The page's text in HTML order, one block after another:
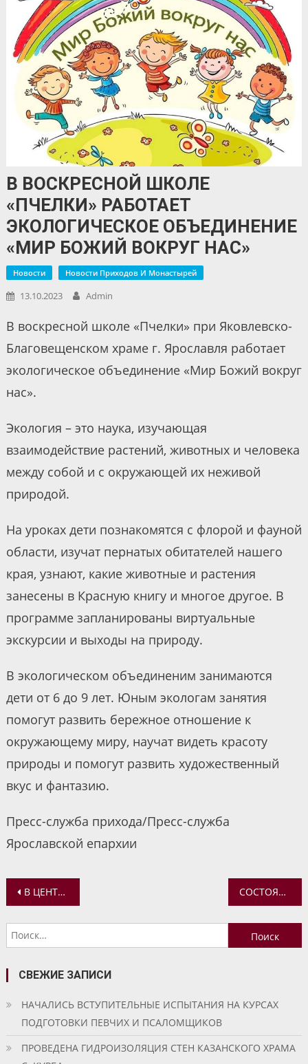
В ВОСКРЕСНОЙ ШКОЛЕ
«ПЧЕЛКИ» РАБОТАЕТ
ЭКОЛОГИЧЕСКОЕ ОБЪЕДИНЕНИЕ
«МИР БОЖИЙ ВОКРУГ НАС»
Новости Новости Приходов И Монастырей
13.10.2023 Admin
В воскресной школе «Пчелки» при Яковлевско-
Благовещенском храме г. Ярославля работает
экологическое объединение «Мир Божий вокруг
нас».
Экология – это наука, изучающая
взаимодействие растений, животных и человека
между собой и с окружающей их неживой
природой.
На уроках дети познакомятся с флорой и фауной
области, изучат пернатых обитателей нашего
края, узнают, какие животные и растения
занесены в Красную книгу и многое другое. В
программе запланированы виртуальные
экскурсии и выходы на природу.
В экологическом объединеним занимаются
дети от 6 до 9 лет. Юным экологам занятия
помогут развить бережное отношение к
окружающему миру, научат видеть красоту
природы и помогут развить художественный
вкус и фантазию.
Пресс-служба прихода/Пресс-служба
Ярославской епархии
Навигация
по
записям
В ЦЕНТРЕ ПРОТЕЗИРОВАНИЯ И РЕАБИЛИТАЦИИ ПРИ ПРЕДСТАВИТЕЛЬСТВЕ РУССКОЙ ЦЕРКВИ В ДАМАСКЕ СОСТОЯЛАСЬ БЛАГОТВОРИТЕЛЬНАЯ АКЦИЯ СОСТОЯЛСЯ ОБРАЗОВАТЕЛЬНЫЙ СЕМИНАР «ОПЫТ ДУХОВНО-НРАВСТВЕННОГО ВОСПИТАНИЯ И ТРУДОВОГО ОБУЧЕНИЯ УЧАЩИХСЯ НА ОСНОВЕ ТРАДИЦИЙ РУССКОЙ ПРАВОСЛАВНОЙ ЦЕРКВИ»
Найти:
СВЕЖИЕ ЗАПИСИ
НАЧАЛИСЬ ВСТУПИТЕЛЬНЫЕ ИСПЫТАНИЯ НА КУРСАХ
ПОДГОТОВКИ ПЕВЧИХ И ПСАЛОМЩИКОВ
ПРОВЕДЕНА ГИДРОИЗОЛЯЦИЯ СТЕН КАЗАНСКОГО ХРАМА